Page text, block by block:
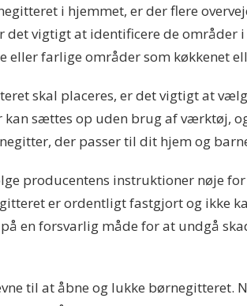
i hjemmet, er der flere
det vigtigt at identificere de områder
farlige områder som køkkenet
skal placeres, er det vigtigt at
sættes op uden brug af værktøj,
der passer til dit hjem og
producentens instruktioner nøje
er ordentligt fastgjort og ikke
en forsvarlig måde for at undgå
til at åbne og lukke børnegitteret.